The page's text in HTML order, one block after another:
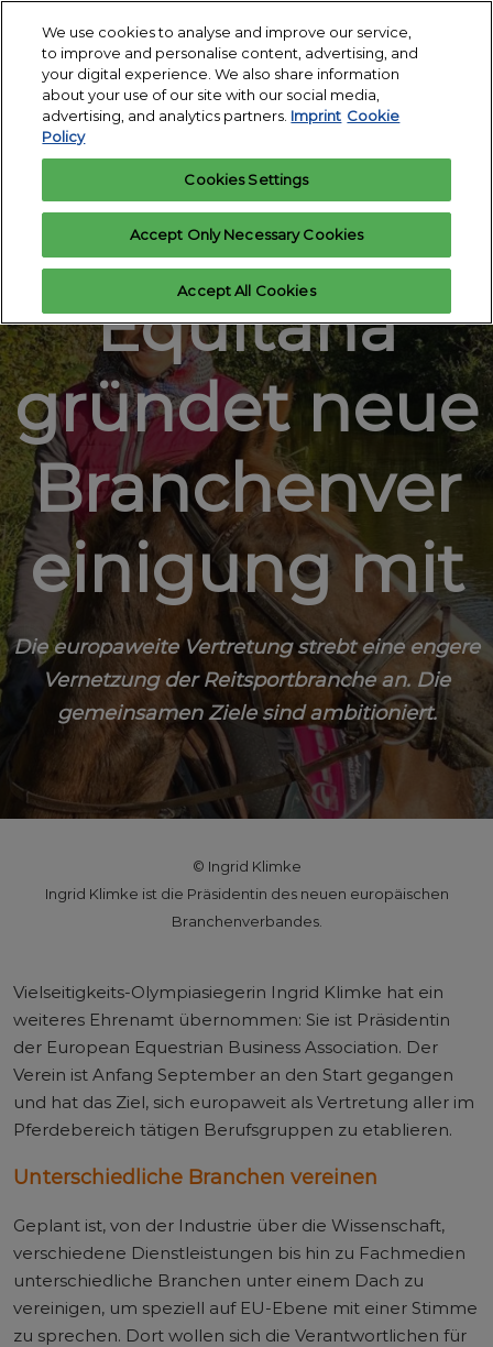
content
18. - 24. March 2027
Exhibition Centre
Register
interest
Exhibitor
Equitana
gründet neue
Branchenver
einigung mit
Die europaweite Vertretung strebt eine engere
Vernetzung der Reitsportbranche an. Die
gemeinsamen Ziele sind ambitioniert.
© Ingrid Klimke
Ingrid Klimke ist die Präsidentin des neuen europäischen
Branchenverbandes.
Vielseitigkeits-Olympiasiegerin Ingrid Klimke hat ein
weiteres Ehrenamt übernommen: Sie ist Präsidentin
der European Equestrian Business Association. Der
Verein ist Anfang September an den Start gegangen
und hat das Ziel, sich europaweit als Vertretung aller im
Pferdebereich tätigen Berufsgruppen zu etablieren.
Unterschiedliche Branchen vereinen
Geplant ist, von der Industrie über die Wissenschaft,
verschiedene Dienstleistungen bis hin zu Fachmedien
unterschiedliche Branchen unter einem Dach zu
vereinigen, um speziell auf EU-Ebene mit einer Stimme
zu sprechen. Dort wollen sich die Verantwortlichen für
We use cookies to analyse and improve our service,
to improve and personalise content, advertising, and
your digital experience. We also share information
about your use of our site with our social media,
advertising, and analytics partners. Imprint Cookie
Policy
Cookies Settings
Accept Only Necessary Cookies
Accept All Cookies